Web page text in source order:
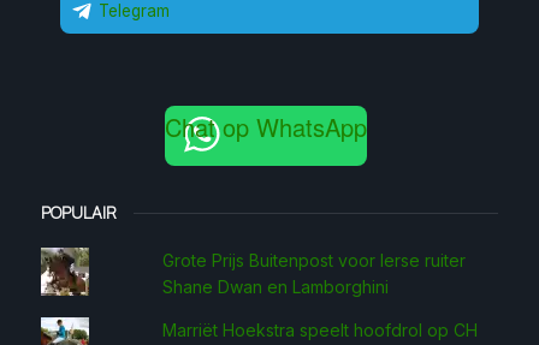
Telegram
Chat op WhatsApp
POPULAIR
Grote Prijs Buitenpost voor Ierse ruiter
Shane Dwan en Lamborghini
Marriët Hoekstra speelt hoofdrol op CH